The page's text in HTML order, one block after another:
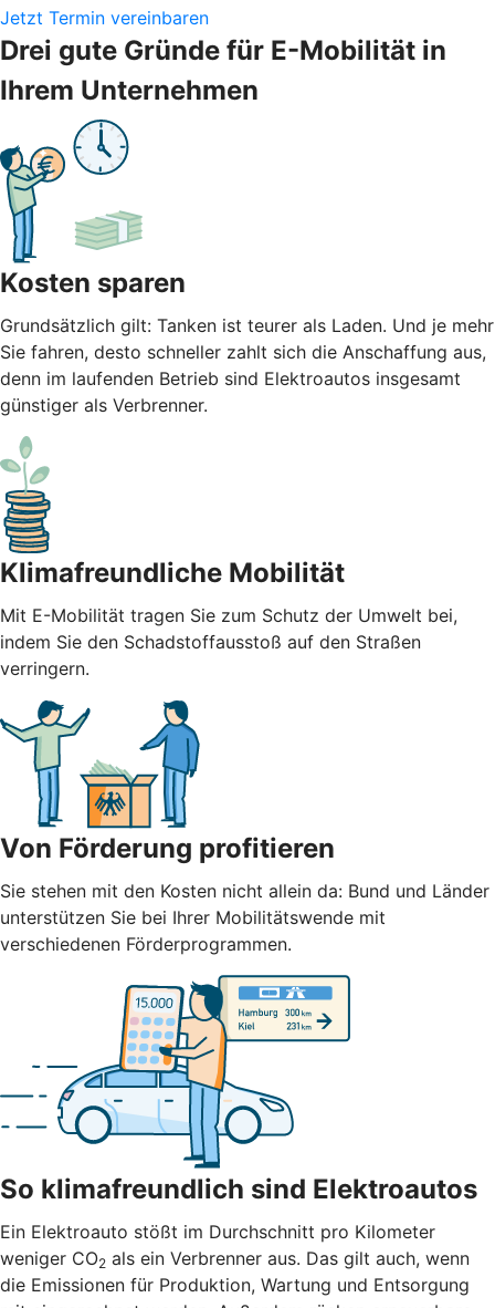
Jetzt Termin vereinbaren
Drei gute Gründe für E-Mobilität in
Ihrem Unternehmen
Kosten sparen
Grundsätzlich gilt: Tanken ist teurer als Laden. Und je mehr
Sie fahren, desto schneller zahlt sich die Anschaffung aus,
denn im laufenden Betrieb sind Elektroautos insgesamt
günstiger als Verbrenner.
Klimafreundliche Mobilität
Mit E-Mobilität tragen Sie zum Schutz der Umwelt bei,
indem Sie den Schadstoffausstoß auf den Straßen
verringern.
Von Förderung profitieren
Sie stehen mit den Kosten nicht allein da: Bund und Länder
unterstützen Sie bei Ihrer Mobilitätswende mit
verschiedenen Förderprogrammen.
So klimafreundlich sind Elektroautos
Ein Elektroauto stößt im Durchschnitt pro Kilometer
weniger CO2 als ein Verbrenner aus. Das gilt auch, wenn
die Emissionen für Produktion, Wartung und Entsorgung